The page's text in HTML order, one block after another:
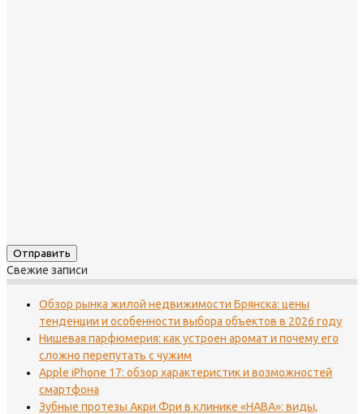
Свежие записи
Обзор рынка жилой недвижимости Брянска: цены
тенденции и особенности выбора объектов в 2026 году
Нишевая парфюмерия: как устроен аромат и почему его
сложно перепутать с чужим
Apple iPhone 17: обзор характеристик и возможностей
смартфона
Зубные протезы Акри Фри в клинике «НАВА»: виды,